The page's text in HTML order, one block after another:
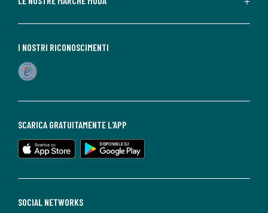
SOCIAL NETWORKS
SCARICA GRATUITAMENTE L'APP
I NOSTRI RICONOSCIMENTI